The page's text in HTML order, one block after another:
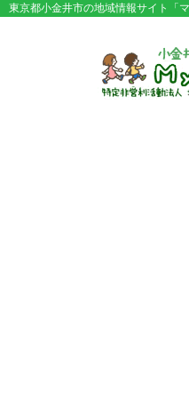
東京都小金井市の地域情報サイト「